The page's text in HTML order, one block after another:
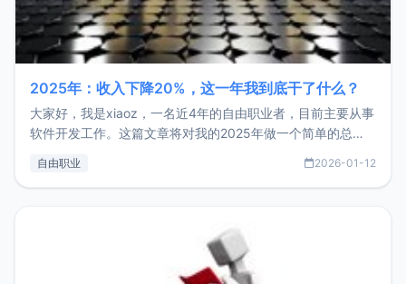
2025年：收入下降20%，这一年我到底干了什么？
大家好，我是xiaoz，一名近4年的自由职业者，目前主要从事
软件开发工作。这篇文章将对我的2025年做一个简单的总
收入下降20%，但却过得很充实，2026年不求突破，但求保
自由职业 2026-01-12